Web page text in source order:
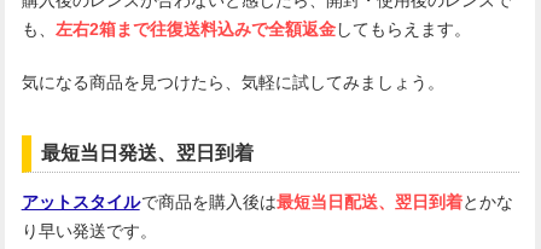
も、 左右2箱まで往復送料込みで全額返金してもらえます。
気になる商品を見つけたら、気軽に試してみましょう。
最短当日発送、翌日到着
アットスタイルで商品を購入後は最短当日配送、翌日到着とかな
り早い発送です。